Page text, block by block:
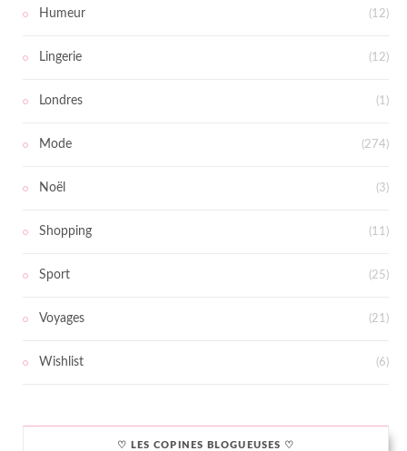
Humeur (12)
Lingerie (12)
Londres (1)
Mode (274)
Noël (3)
Shopping (11)
Sport (25)
Voyages (21)
Wishlist (6)
♡ LES COPINES BLOGUEUSES ♡